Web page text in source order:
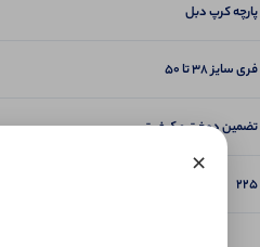
پارچه کرپ دبل
فری سایز 38 تا 50
تضمین دوخت و کیفیت
225
×